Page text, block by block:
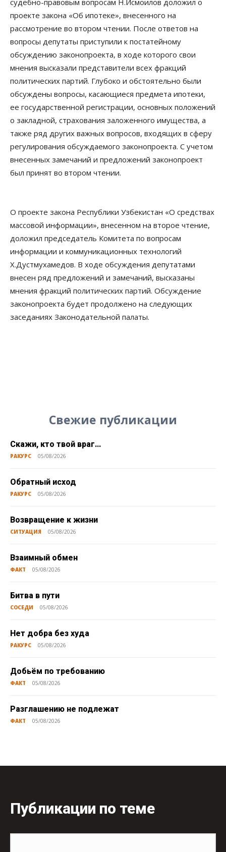
судебно-правовым вопросам Н.Исмоилов доложил о
проекте закона «Об ипотеке», внесенного на
рассмотрение во втором чтении. После ответов на
вопросы депутаты приступили к постатейному
обсуждению законопроекта, в ходе которого свои
мнения высказали представители всех фракций
политических партий. Глубоко и обстоятельно были
обсуждены вопросы, касающиеся предмета ипотеки,
ее государственной регистрации, основных положений
о закладной, страхования заложенного имущества, а
также ряд других важных вопросов, входящих в сферу
регулирования обсуждаемого законопроекта. С учетом
внесенных замечаний и предложений законопроект
был принят во втором чтении.
О проекте закона Республики Узбекистан «О средствах
массовой информации», внесенном на второе чтение,
доложил председатель Комитета по вопросам
информации и коммуникационных технологий
Х.Дустмухамедов. В ходе обсуждения депутатами
внесен ряд предложений и замечаний, высказаны
мнения фракций политических партий. Обсуждение
законопроекта будет продолжено на следующих
заседаниях Законодательной палаты.
Свежие публикации
Скажи, кто твой враг…
РАКУРС 05/08/2026
Обратный исход
РАКУРС 05/08/2026
Возвращение к жизни
СИТУАЦИЯ 05/08/2026
Взаимный обмен
ФАКТ 05/08/2026
Битва в пути
СОСЕДИ 05/08/2026
Нет добра без худа
РАКУРС 05/08/2026
Добьём по требованию
ФАКТ 05/08/2026
Разглашению не подлежат
ФАКТ 05/08/2026
Публикации по теме